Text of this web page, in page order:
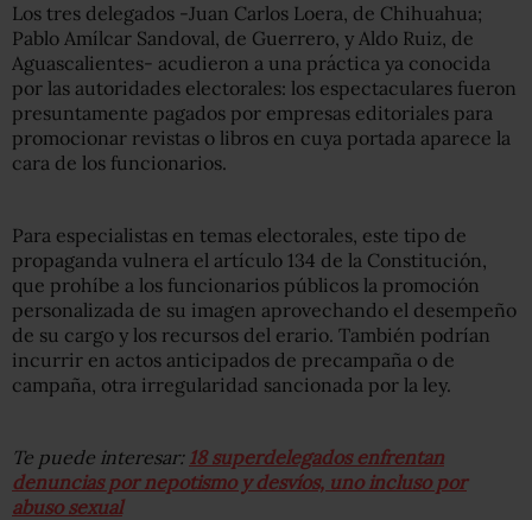
Los tres delegados -Juan Carlos Loera, de Chihuahua;
Pablo Amílcar Sandoval, de Guerrero, y Aldo Ruiz, de
Aguascalientes- acudieron a una práctica ya conocida
por las autoridades electorales: los espectaculares fueron
presuntamente pagados por empresas editoriales para
promocionar revistas o libros en cuya portada aparece la
cara de los funcionarios.
Para especialistas en temas electorales, este tipo de
propaganda vulnera el artículo 134 de la Constitución,
que prohíbe a los funcionarios públicos la promoción
personalizada de su imagen aprovechando el desempeño
de su cargo y los recursos del erario. También podrían
incurrir en actos anticipados de precampaña o de
campaña, otra irregularidad sancionada por la ley.
Te puede interesar: 18 superdelegados enfrentan
denuncias por nepotismo y desvíos, uno incluso por
abuso sexual